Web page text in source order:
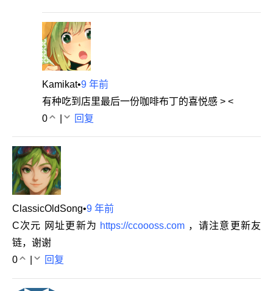
Kamikat•9 年前
有种吃到店里最后一份咖啡布丁的喜悦感 > <
0
回复
ClassicOldSong•9 年前
C次元 网址更新为 https://ccoooss.com ，请注意更新友
链，谢谢
0
回复